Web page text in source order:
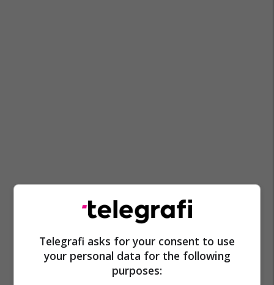
Telegrafi asks for your consent to use
your personal data for the following
purposes: